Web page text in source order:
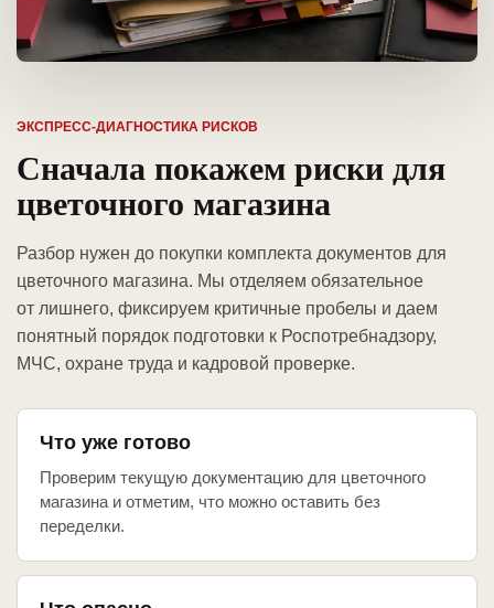
ЭКСПРЕСС-ДИАГНОСТИКА РИСКОВ
Сначала покажем риски для
цветочного магазина
Разбор нужен до покупки комплекта документов для
цветочного магазина. Мы отделяем обязательное
от лишнего, фиксируем критичные пробелы и даем
понятный порядок подготовки к Роспотребнадзору,
МЧС, охране труда и кадровой проверке.
Что уже готово
Проверим текущую документацию для цветочного
магазина и отметим, что можно оставить без
переделки.